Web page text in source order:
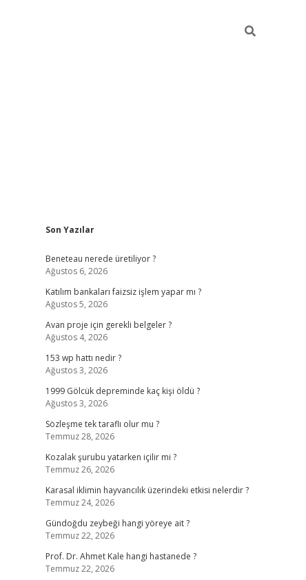
Sidebar
Son Yazılar
Beneteau nerede üretiliyor ?
Ağustos 6, 2026
Katılım bankaları faizsiz işlem yapar mı ?
Ağustos 5, 2026
Avan proje için gerekli belgeler ?
Ağustos 4, 2026
153 wp hattı nedir ?
Ağustos 3, 2026
1999 Gölcük depreminde kaç kişi öldü ?
Ağustos 3, 2026
Sözleşme tek taraflı olur mu ?
Temmuz 28, 2026
Kozalak şurubu yatarken içilir mi ?
Temmuz 26, 2026
Karasal iklimin hayvancılık üzerindeki etkisi nelerdir ?
Temmuz 24, 2026
Gündoğdu zeybeği hangi yöreye ait ?
Temmuz 22, 2026
Prof. Dr. Ahmet Kale hangi hastanede ?
Temmuz 22, 2026